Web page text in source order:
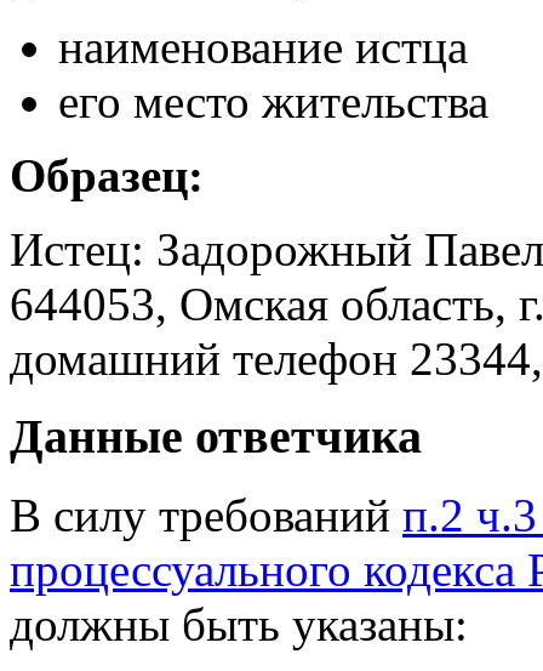
наименование истца
его место жительства
Образец:
Истец: Задорожный
644053, Омская область,
домашний телефон
Данные ответчика
В силу требований п.2
процессуального кодекса
должны быть указаны: